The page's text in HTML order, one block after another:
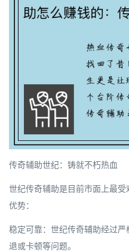
传奇辅助世纪：铸就不朽热血
世纪传奇辅助是目前市面上最
优势：
稳定可靠：世纪传奇辅助经过
退或卡顿等问题。